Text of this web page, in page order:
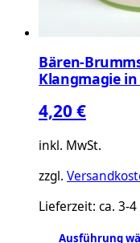
Bären-
Klangmagie
4,20€
inkl. MwSt.
zzgl.
Lieferzeit: ca. 3-4
Ausführung